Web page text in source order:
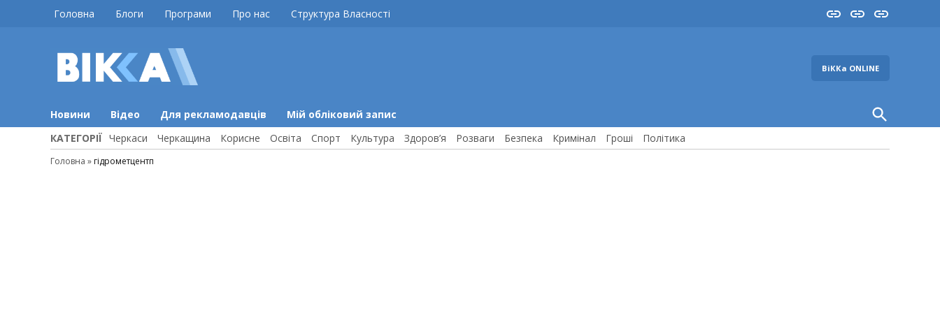
Головна Блоги Програми Про нас Структура Власності InstaYouTube
FB
ВіККа ONLINE
Новини Відео Для рекламодавців Мій обліковий запис
Open
Search
КАТЕГОРІЇ Черкаси Черкащина Корисне Освіта Спорт Культура Здоров’я Розваги Безпека Кримінал Гроші Політика
Головна » гідрометцентп